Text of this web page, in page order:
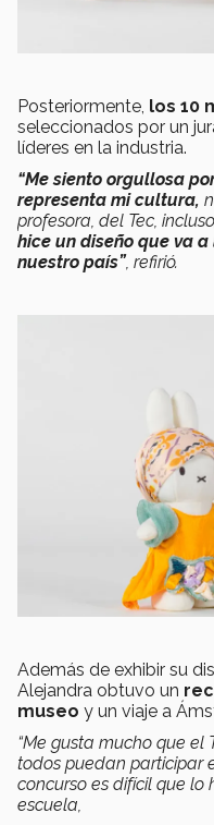
Posteriormente, los 10
seleccionados por un
líderes en la industria.
“Me siento orgullosa
representa mi cultura,
profesora, del Tec,
hice un diseño que va
nuestro país”, refirió.
Además de exhibir su
Alejandra obtuvo un
museo y un viaje a
“Me gusta mucho que el
todos puedan participar
concurso es difícil que
escuela,